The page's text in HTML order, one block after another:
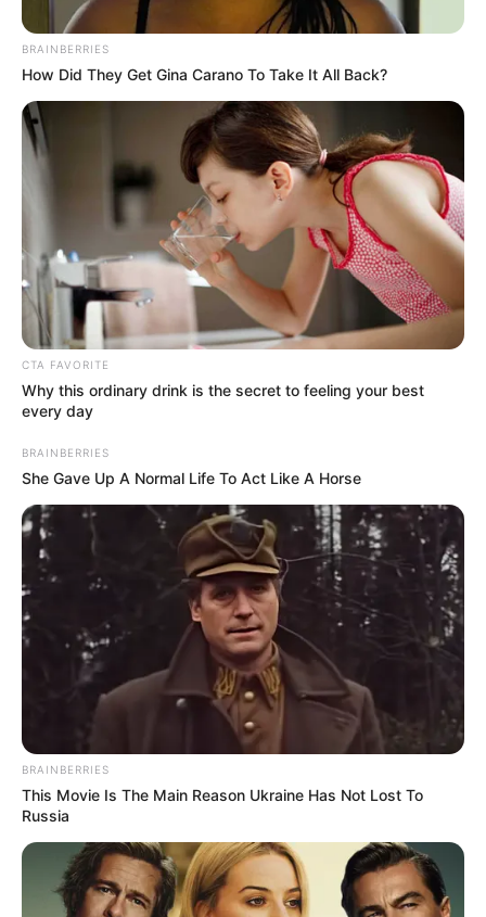
PostedFriss hírek
Nótár Mary és Aurelio újra
együtt – a Ciao Bella
feldolgozása tombol a YouTube-
on!
by Szerző • July 3, 2025
BRAINBERRIES
How Did They Get Gina Carano To Take It All Back?
CTA FAVORITE
Why this ordinary drink is the secret to feeling your best
every day
BRAINBERRIES
She Gave Up A Normal Life To Act Like A Horse
BRAINBERRIES
This Movie Is The Main Reason Ukraine Has Not Lost To
Russia